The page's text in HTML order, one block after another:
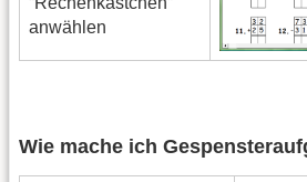
anwählen
Wie mache ich